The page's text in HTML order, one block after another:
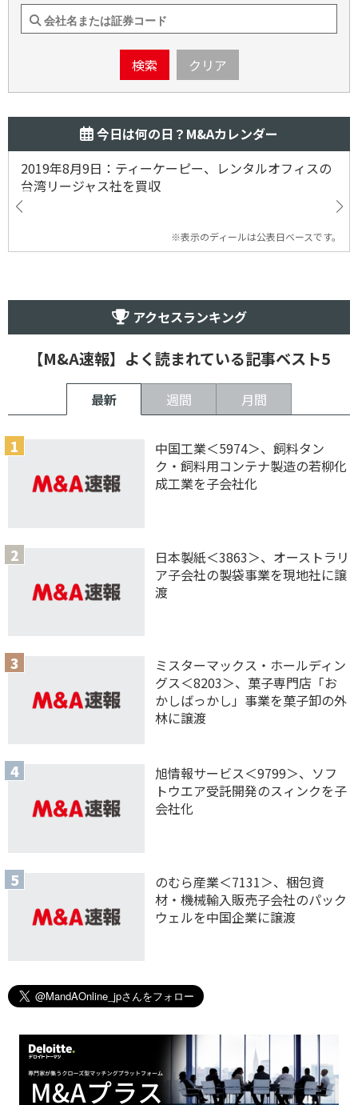
検索 クリア
今日は何の日？M&Aカレンダー
2019年8月9日：ティーケーピー、レンタルオフィスの
台湾リージャス社を買収
※表示のディールは公表日ベースです。
アクセスランキング
【M&A速報】よく読まれている記事ベスト5
最新 週間 月間
中国工業＜5974＞、飼料タン
ク・飼料用コンテナ製造の若柳化
成工業を子会社化
日本製紙＜3863＞、オーストラリ
ア子会社の製袋事業を現地社に譲
渡
ミスターマックス・ホールディン
グス＜8203＞、菓子専門店「お
かしばっかし」事業を菓子卸の外
林に譲渡
旭情報サービス＜9799＞、ソフ
トウエア受託開発のスィンクを子
会社化
のむら産業＜7131＞、梱包資
材・機械輸入販売子会社のパック
ウェルを中国企業に譲渡